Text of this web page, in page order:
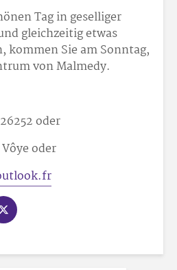
Tag in geselliger
gleichzeitig etwas
kommen Sie am Sonntag,
von Malmedy.
252 oder
oder